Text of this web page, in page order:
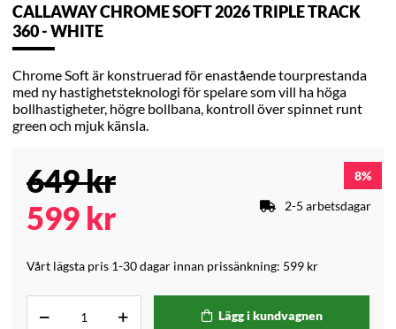
CALLAWAY CHROME SOFT 2026 TRIPLE TRACK
360 - WHITE
Chrome Soft är konstruerad för enastående tourprestanda
med ny hastighetsteknologi för spelare som vill ha höga
bollhastigheter, högre bollbana, kontroll över spinnet runt
green och mjuk känsla.
649kr
599 kr
Vårt lägsta pris 1-30 dagar innan prissänkning: 599 kr
8
2-5 arbetsdagar
Lägg i kundvagnen